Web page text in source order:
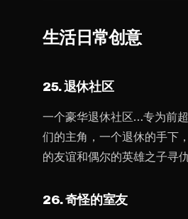
生活日常创意
25. 退休社区
一个豪华退休社区…专为前
们的主角，一个退休的手下
的友谊和偶尔的英雄之子寻
26. 奇怪的室友